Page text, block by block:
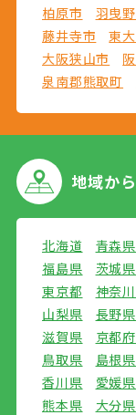
柏原市
羽曳
藤井寺市
東
大阪狭山市
泉南郡熊取町
地域から
北海道 青森県
福島県
茨城県
東京都
神奈
山梨県
長野県
滋賀県
京都府
鳥取県
島根県
香川県
愛媛県
熊本県
大分県